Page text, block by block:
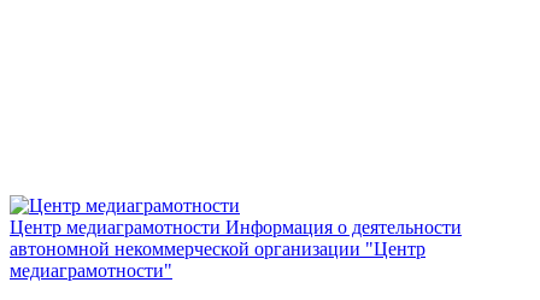
Центр медиаграмотности Информация о деятельности
автономной некоммерческой организации "Центр
медиаграмотности"